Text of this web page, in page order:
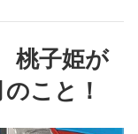
桃子姫が
こと！